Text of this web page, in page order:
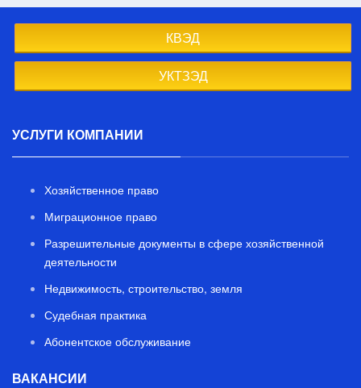
КВЭД
УКТЗЭД
УСЛУГИ КОМПАНИИ
Хозяйственное право
Миграционное право
Разрешительные документы в сфере хозяйственной
деятельности
Недвижимость, строительство, земля
Судебная практика
Абонентское обслуживание
ВАКАНСИИ